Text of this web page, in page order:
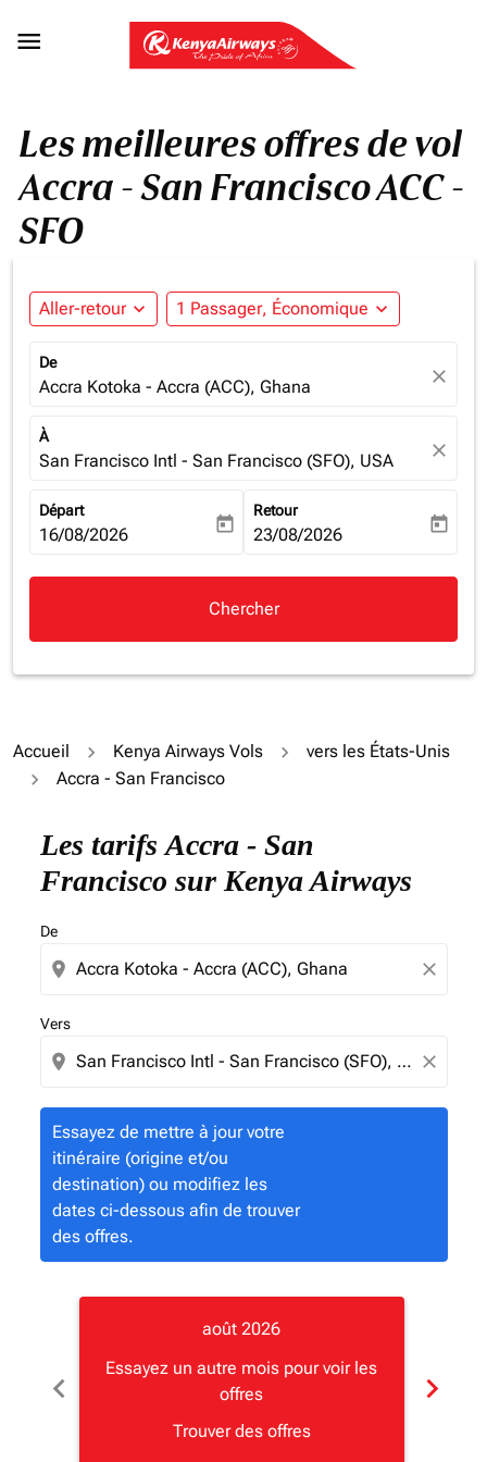

Les meilleures offres de vol
Accra - San Francisco ACC -
SFO
Aller-retour expand_more 1 Passager, Économique expand_more
De
Accra Kotoka - Accra (ACC), Ghana close
À
San Francisco Intl - San Francisco (SFO), USA close
Départ
fc-booking-departure-date-aria-label
16/08/2026 today
Retour
fc-booking-return-date-aria-
23/08/2026 today
Chercher
Accueil Kenya Airways Vols
vers les États-Unis
Accra - San Francisco
Les tarifs Accra - San
Francisco sur Kenya Airways
De
location_on close
Vers
location_on close
Essayez de mettre à jour votre
itinéraire (origine et/ou
destination) ou modifiez les
dates ci-dessous afin de trouver
des offres.
Essayez de mettre à jour votre itinéraire (origine et/
chevron_left
août 2026
Essayez un autre mois pour voir les
offres
Trouver des offres
chevron_right